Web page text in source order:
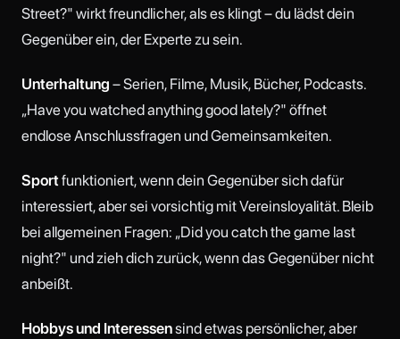
Street?" wirkt freundlicher, als es klingt – du lädst dein
Gegenüber ein, der Experte zu sein.
Unterhaltung – Serien, Filme, Musik, Bücher, Podcasts.
„Have you watched anything good lately?" öffnet
endlose Anschlussfragen und Gemeinsamkeiten.
Sportfunktioniert, wenn dein Gegenüber sich dafür
interessiert, aber sei vorsichtig mit Vereinsloyalität. Bleib
bei allgemeinen Fragen: „Did you catch the game last
night?" und zieh dich zurück, wenn das Gegenüber nicht
anbeißt.
Hobbys und Interessensind etwas persönlicher, aber